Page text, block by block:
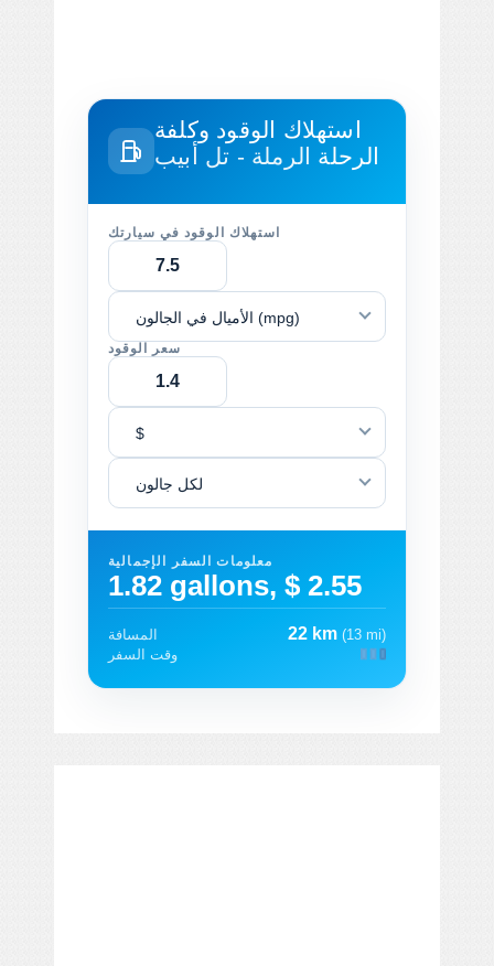
استهلاك الوقود وكلفة
الرحلة الرملة - تل أبيب
استهلاك الوقود في سيارتك
الأميال في الجالون (mpg)
سعر الوقود
$
لكل جالون
معلومات السفر الإجمالية
1.82 gallons, $ 2.55
المسافة 22 km (13 mi)
وقت السفر